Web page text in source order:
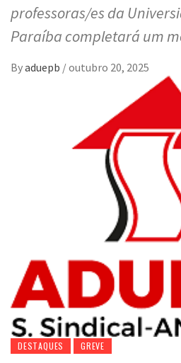
professoras/es da
Paraíba completará um
Byaduepb /outubro 20, 2025
DESTAQUES GREVE